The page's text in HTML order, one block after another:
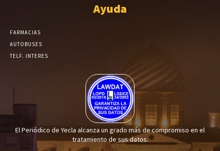
Ayuda
FARMACIAS
AUTOBUSES
TELF. INTERES
El Periódico de Yecla alcanza un grado más de compromiso en el
tratamiento de sus datos.